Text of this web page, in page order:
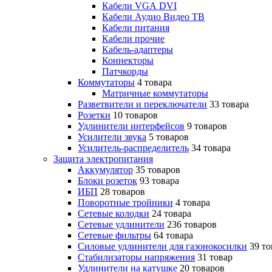
Кабели VGA DVI
Кабели Аудио Видео ТВ
Кабели питания
Кабели прочие
Кабель-адаптеры
Коннекторы
Патчкорды
Коммутаторы 4 товара
Матричные коммутаторы
Разветвители и переключатели 33 товара
Розетки 10 товаров
Удлинители интерфейсов 9 товаров
Усилители звука 5 товаров
Усилитель-распределитель 34 товара
Защита электропитания
Аккумулятор 35 товаров
Блоки розеток 93 товара
ИБП 28 товаров
Поворотные тройники 4 товара
Сетевые колодки 24 товара
Сетевые удлинители 236 товаров
Сетевые фильтры 64 товара
Силовые удлинители для газонокосилки 39
Стабилизаторы напряжения 31 товар
Удлинители на катушке 20 товаров